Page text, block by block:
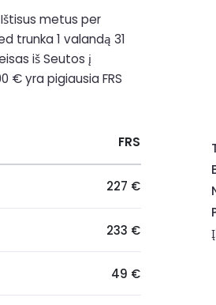
metus per
trunka 1 valandą 31
iš Seutos į
€ yra pigiausia FRS
FRS
227 €
233 €
49 €